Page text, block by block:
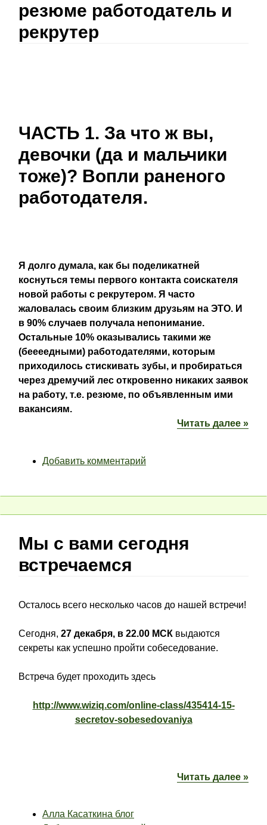
резюме работодатель и
рекрутер
ЧАСТЬ 1. За что ж вы,
девочки (да и мальчики
тоже)? Вопли раненого
работодателя.
Я долго думала, как бы поделикатней
коснуться темы первого контакта соискателя
новой работы с рекрутером. Я часто
жаловалась своим близким друзьям на ЭТО. И
в 90% случаев получала непонимание.
Остальные 10% оказывались такими же
(беееедными) работодателями, которым
приходилось стискивать зубы, и пробираться
через дремучий лес откровенно никаких заявок
на работу, т.е. резюме, по объявленным ими
вакансиям.
Читать далее »
Добавить комментарий
Мы с вами сегодня
встречаемся
Осталось всего несколько часов до нашей встречи!
Сегодня, 27 декабря, в 22.00 МСК выдаются
секреты как успешно пройти собеседование.
Встреча будет проходить здесь
http://www.wiziq.com/online-class/435414-15-
secretov-sobesedovaniya
Читать далее »
Алла Касаткина блог